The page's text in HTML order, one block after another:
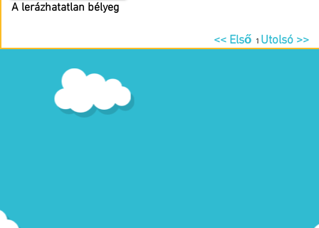
A lerázhatatlan bélyeg
<< Első 1 Utolsó >>